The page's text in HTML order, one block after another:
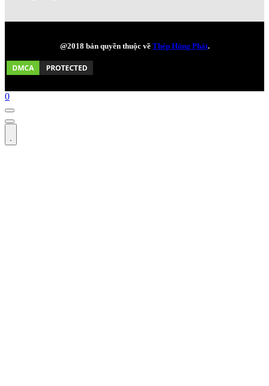
@2018 bản quyền thuộc về Thép Hùng Phát.
0